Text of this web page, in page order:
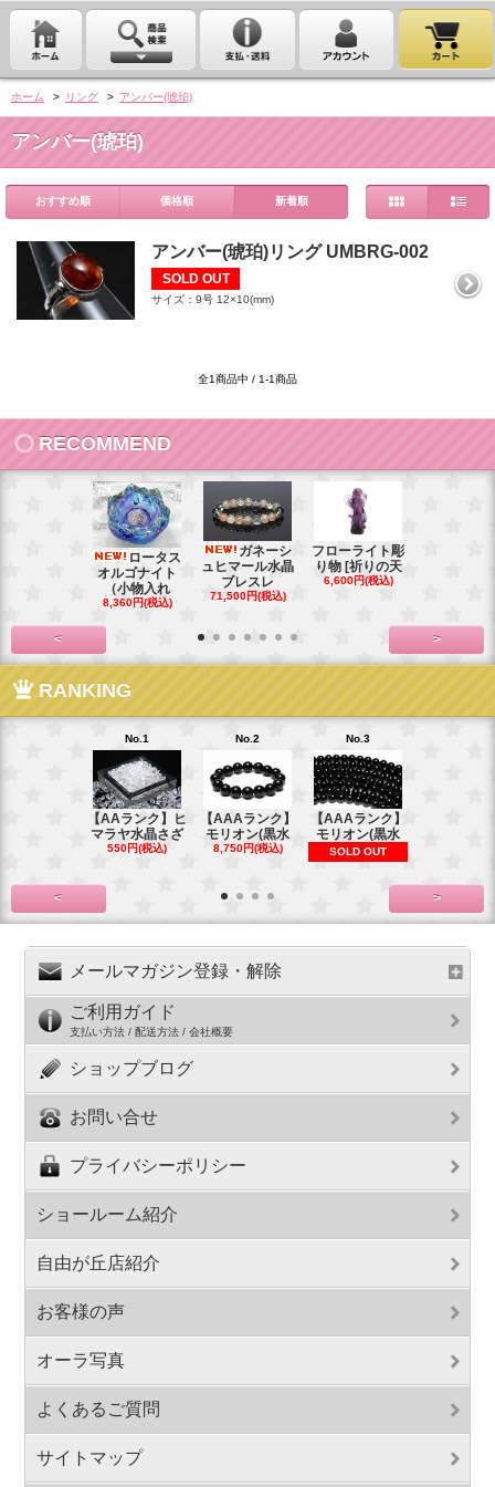
ホーム > リング > アンバー(琥珀)
アンバー(琥珀)
おすすめ順 価格順 新着順
アンバー(琥珀)リング UMBRG-002
SOLD OUT
サイズ：9号 12×10(mm)
全1商品中 / 1-1商品
RECOMMEND
ロータス
オルゴナイト
（小物入れ
8,360円(税込)
ガネーシ
ュヒマール水晶
ブレスレ
71,500円(税込)
フローライト彫
り物 [祈りの天
6,600円(税込)
< >
RANKING
No.1
【AAランク】ヒ
マラヤ水晶さざ
550円(税込)
No.2
【AAAランク】
モリオン(黒水
8,750円(税込)
No.3
【AAAランク】
モリオン(黒水
SOLD OUT
< >
メールマガジン登録・解除
ご利用ガイド
支払い方法 / 配送方法 / 会社概要
ショップブログ
お問い合せ
プライバシーポリシー
ショールーム紹介
自由が丘店紹介
お客様の声
オーラ写真
よくあるご質問
サイトマップ